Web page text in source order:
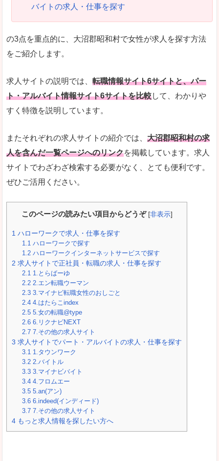
バイトの求人・仕事を探す
の3点を重点的に、大沼郡昭和村で女性が求人を探す方法
をご紹介します。
求人サイトの説明では、 転職情報サイト6サイトと、パー
ト・アルバイト情報サイト6サイトを比較して、わかりや
すく特徴を説明しています。
またそれぞれの求人サイトの紹介では、 大沼郡昭和村の求
人を含んだ一覧ページへのリンクを掲載しています。求人
サイトでわざわざ検索する必要がなく、とても便利です。
ぜひご活用ください。
このページの読みたい項目からどうぞ [非表示]
1 ハローワークで求人・仕事を探す
1.1 ハローワークで探す
1.2 ハローワークインターネットサービスで探す
2 求人サイトで正社員・転職の求人・仕事を探す
2.1 1.とらばーゆ
2.2 2.エン転職ウーマン
2.3 3.マイナビ転職女性のおしごと
2.4 4.はたらこindex
2.5 5.女の転職@type
2.6 6.リクナビNEXT
2.7 7.その他の求人サイト
3 求人サイトでパート・アルバイトの求人・仕事を探す
3.1 1.タウンワーク
3.2 2.バイトル
3.3 3.マイナビバイト
3.4 4.フロムエー
3.5 5.an(アン)
3.6 6.indeed(インディード)
3.7 7.その他の求人サイト
4 もっと求人情報を探したい方へ